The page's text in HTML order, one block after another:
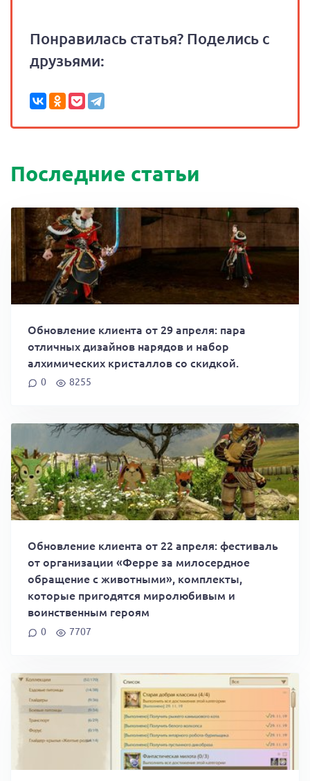
Понравилась статья? Поделись с
друзьями:
Последние статьи
Обновление клиента от 29 апреля: пара
отличных дизайнов нарядов и набор
алхимических кристаллов со скидкой.
0 8255
Обновление клиента от 22 апреля: фестиваль
от организации «Ферре за милосердное
обращение с животными», комплекты,
которые пригодятся миролюбивым и
воинственным героям
0 7707